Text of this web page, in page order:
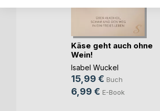
Käse geht auch ohne
Wein!
Isabel Wuckel
15,99 € Buch
6,99 € E-Book